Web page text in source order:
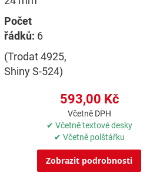
Počet
řádků: 6
(Trodat 4925,
Shiny S-524)
593,00 Kč
Včetně DPH
✔ Včetně textové desky
✔ Včetně polštářku
Zobrazit podrobnosti